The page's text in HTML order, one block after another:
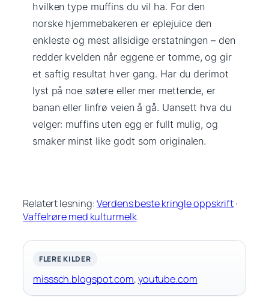
hvilken type muffins du vil ha. For den
norske hjemmebakeren er eplejuice den
enkleste og mest allsidige erstatningen – den
redder kvelden når eggene er tomme, og gir
et saftig resultat hver gang. Har du derimot
lyst på noe søtere eller mer mettende, er
banan eller linfrø veien å gå. Uansett hva du
velger: muffins uten egg er fullt mulig, og
smaker minst like godt som originalen.
Relatert lesning:Verdens beste kringle oppskrift·
Vaffelrøre med kulturmelk
FLERE KILDER
misssch.blogspot.com,youtube.com